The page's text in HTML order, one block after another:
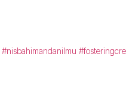
#nisbahimandanilmu